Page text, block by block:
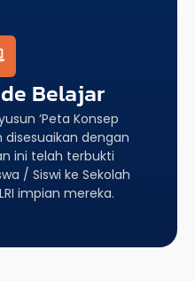
Belajar
‘Peta Konsep
disesuaikan dengan
ini telah terbukti
/ Siswi ke Sekolah
impian mereka.